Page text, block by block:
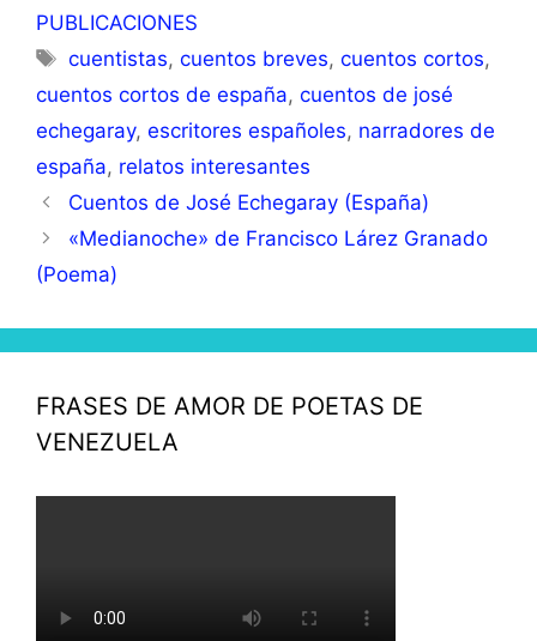
PUBLICACIONES
cuentistas,cuentos breves,cuentos cortos,
cuentos cortos de españa, cuentos de josé
echegaray, escritores españoles, narradores de
españa, relatos interesantes
Cuentos de José Echegaray (España)
«Medianoche» de Francisco Lárez Granado
(Poema)
FRASES DE AMOR DE POETAS DE
VENEZUELA